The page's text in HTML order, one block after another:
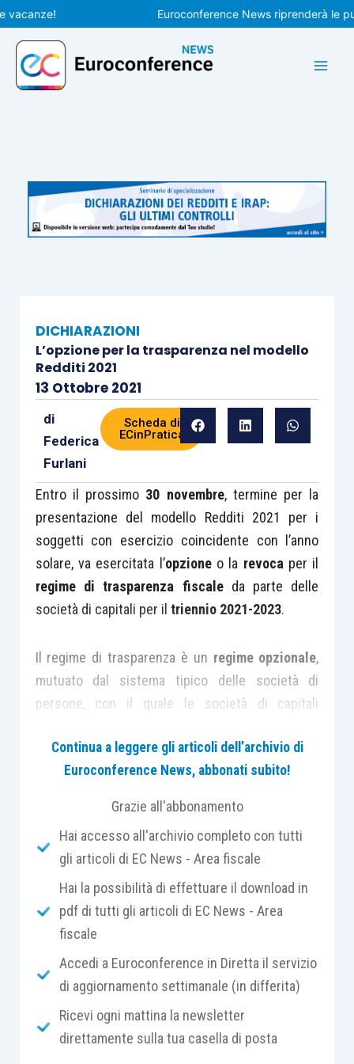
Vai
al
contenuto
Euroconference News riprenderà le
DICHIARAZIONI
L’opzione per la trasparenza nel modello
Redditi 2021
13 Ottobre 2021
di
Federica
Furlani
Scheda di
ECinPratica
Entro il prossimo 30 novembre, termine per la
presentazione del modello Redditi 2021 per i
soggetti con esercizio coincidente con l’anno
solare, va esercitata l’opzioneo la revoca per il
regime di trasparenza fiscaleda parte delle
società di capitali per il triennio 2021-2023.
Il regime di trasparenza è un regime opzionale,
mutuato dal sistema tipico delle società di
persone, con il quale le società di capitali
imputandolo direttamente ai soci
indipendentemente dall’effettiva percezione dello
Il regime di trasparenza è applicabile:
allesocietà di capitali partecipate da
altre società di capitali
previsto dall’articolo 115 Tuir. In tal modo
il reddito viene tassato ai fini Ires
esclusivamente in capo alla società che
detiene la partecipazione nella società
Continua a leggere gli articoli dell’archivio di
Euroconference News, abbonati subito!
Grazie all'abbonamento
Hai accesso all'archivio completo con tutti
gli articoli di EC News - Area fiscale
Hai la possibilità di effettuare il download in
pdf di tutti gli articoli di EC News - Area
fiscale
Accedi a Euroconference in Diretta il servizio
di aggiornamento settimanale (in differita)
Ricevi ogni mattina la newsletter
direttamente sulla tua casella di posta